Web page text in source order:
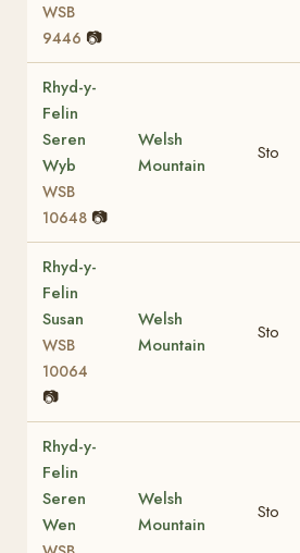
WSB
9446 📷
Rhyd-y-
Felin
Seren
Wyb
WSB
10648 📷
Welsh
Mountain
Sto
Rhyd-y-
Felin
Susan
WSB
10064
📷
Welsh
Mountain
Sto
Rhyd-y-
Felin
Seren
Wen
Welsh
Mountain
Sto